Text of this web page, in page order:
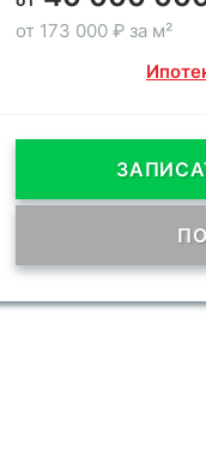
от 173 000 ₽ за м²